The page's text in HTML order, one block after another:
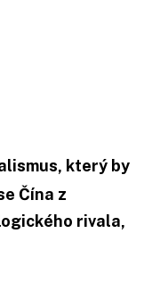
který by
Čína z
rivala,